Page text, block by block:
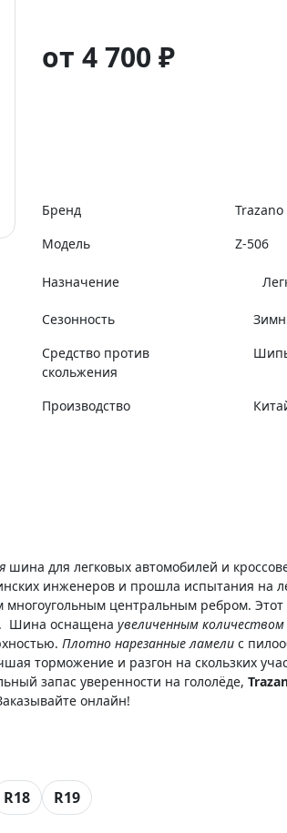
от 4 700 ₽
Бренд
Trazano
Модель
Z-506
Назначение
Сезонность
Средство против
скольжения
Производство
шина для легковых автомобилей и
инженеров и прошла испытания на
центральным ребром. Этот
Шина оснащена увеличенным
Плотно нарезанные ламели с
торможение и разгон на скользких
запас уверенности на гололёде,
онлайн!
R18 R19